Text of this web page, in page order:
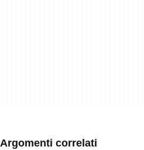
Argomenti correlati